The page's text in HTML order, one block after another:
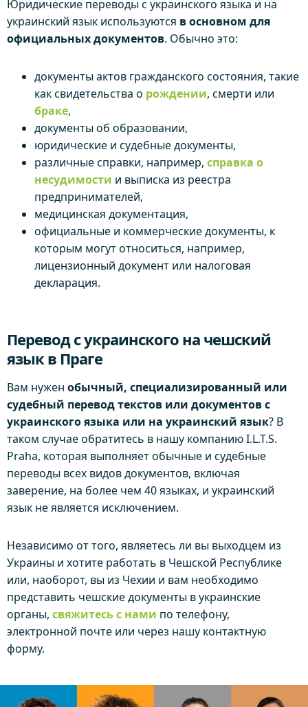
Юридические переводы с украинского языка и на
украинский язык используются в основном для
официальных документов. Обычно это:
документы актов гражданского состояния, такие
как свидетельства о рождении, смерти или
браке,
документы об образовании,
юридические и судебные документы,
различные справки, например, справка о
несудимости и выписка из реестра
предпринимателей,
медицинская документация,
официальные и коммерческие документы, к
которым могут относиться, например,
лицензионный документ или налоговая
декларация.
Перевод с украинского на чешский
язык в Праге
Вам нужен обычный, специализированный или
судебный перевод текстов или документов с
украинского языка или на украинский язык? В
таком случае обратитесь в нашу компанию I.L.T.S.
Praha, которая выполняет обычные и судебные
переводы всех видов документов, включая
заверение, на более чем 40 языках, и украинский
язык не является исключением.
Независимо от того, являетесь ли вы выходцем из
Украины и хотите работать в Чешской Республике
или, наоборот, вы из Чехии и вам необходимо
представить чешские документы в украинские
органы, свяжитесь с нами по телефону,
электронной почте или через нашу контактную
форму.